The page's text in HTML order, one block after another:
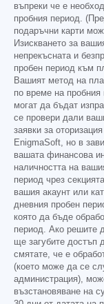
въпреки че е
пробния период.
подаръчни карти
Изискването за
непрекъсната и
пробен период към
Вашият метод на
по време на пробния
могат да бъдат
се провери дали
заявки за
EnigmaSoft, но в
вашата финансова
наличността на
период чрез
вашия акаунт или
дневния пробен
която да бъде
период. Ако решите
ще загубите достъп
смятате, че е
(което може да се
администрация),
възстановяване на